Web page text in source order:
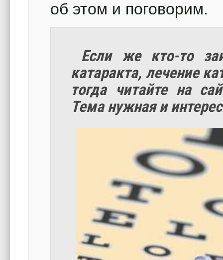
об этом и поговорим.
Если же кто-то
катаракта, лечение
тогда читайте на
Тема нужная и